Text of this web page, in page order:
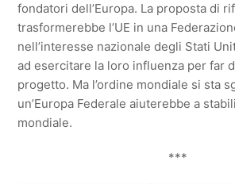
fondatori dell’Europa. La proposta di
trasformerebbe l’UE in una
nell’interesse nazionale degli Stati
ad esercitare la loro influenza per far
progetto. Ma l’ordine mondiale si sta
un’Europa Federale aiuterebbe a
mondiale.
***